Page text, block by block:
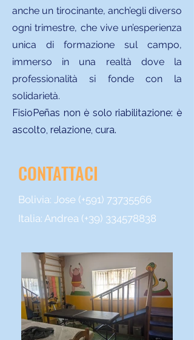
anche un tirocinante, anch’egli diverso
ogni trimestre, che vive un’esperienza
unica di formazione sul campo,
immerso in una realtà dove la
professionalità si fonde con la
solidarietà.
FisioPeñas non è solo riabilitazione: è
ascolto, relazione, cura.
CONTATTACI
Bolivia: Jose (+591) 73735566
Italia: Andrea (+39) 334578838